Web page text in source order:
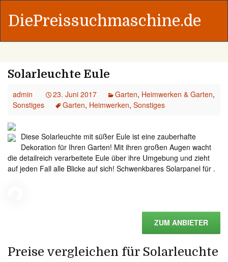
DiePreissuchmaschine.de
Solarleuchte Eule
admin 23. Juni 2017 Garten, Heimwerken & Garten,
Sonstiges
Garten, Heimwerken, Sonstiges
Diese Solarleuchte mit süßer Eule ist eine zauberhafte
Dekoration für Ihren Garten! Mit ihren großen Augen wacht
die detailreich verarbeitete Eule über ihre Umgebung und zieht
auf jeden Fall alle Blicke auf sich! Schwenkbares Solarpanel für .
ZUM ANBIETER
Preise vergleichen für Solarleuchte